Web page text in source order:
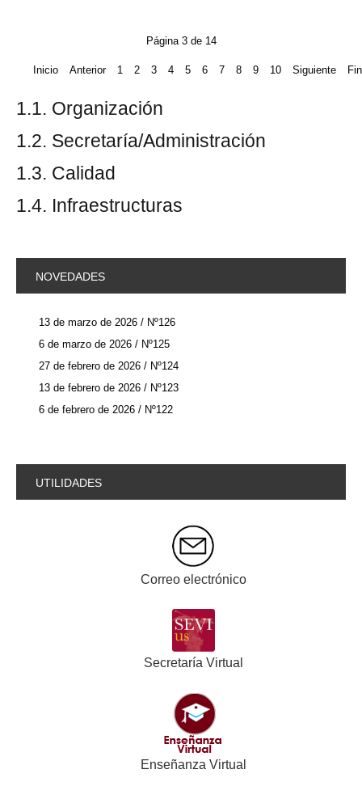
Página 3 de 14
Inicio Anterior 1 2 3 4 5 6 7 8 9 10 Siguiente
1.1. Organización
1.2. Secretaría/Administración
1.3. Calidad
1.4. Infraestructuras
NOVEDADES
13 de marzo de 2026 / Nº126
6 de marzo de 2026 / Nº125
27 de febrero de 2026 / Nº124
13 de febrero de 2026 / Nº123
6 de febrero de 2026 / Nº122
UTILIDADES
Correo electrónico
Secretaría Virtual
Enseñanza Virtual